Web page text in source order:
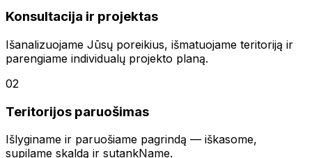
Konsultacija ir projektas
Išanalizuojame Jūsų poreikius, išmatuojame teritoriją ir
parengiame individualų projekto planą.
02
Teritorijos paruošimas
Išlyginame ir paruošiame pagrindą — iškasome,
supilame skaldą ir sutankName.